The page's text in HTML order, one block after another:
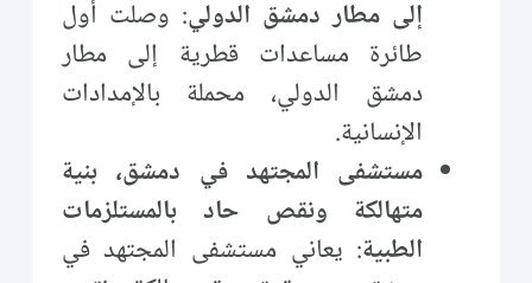
إلى مطار دمشق الدولي: وصلت أول
طائرة مساعدات قطرية إلى مطار
دمشق الدولي، محملة بالإمدادات
الإنسانية.
مستشفى المجتهد في دمشق، بنية
متهالكة ونقص حاد بالمستلزمات
الطبية: يعاني مستشفى المجتهد في